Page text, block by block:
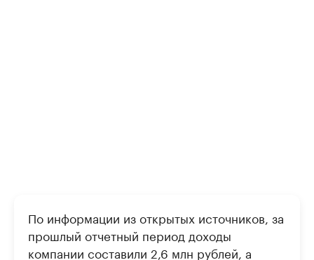
По информации из открытых источников, за
прошлый отчетный период доходы
компании составили 2,6 млн рублей, а